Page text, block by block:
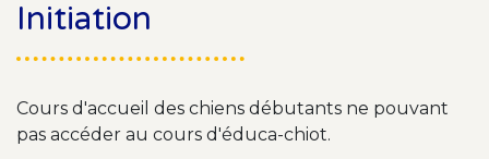
Initiation
Cours d'accueil des chiens débutants ne pouvant
pas accéder au cours d'éduca-chiot.